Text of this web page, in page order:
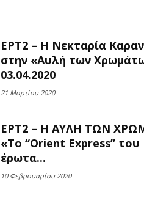
ΕΡΤ2 – Η Νεκταρία
στην «Αυλή των
03.04.2020
21 Μαρτίου 2020
ΕΡΤ2 – Η ΑΥΛΗ ΤΩΝ
«To “Orient Express” του
έρωτα...
10 Φεβρουαρίου 2020